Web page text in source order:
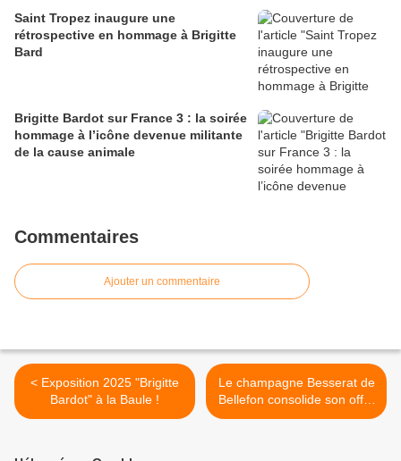
Saint Tropez inaugure une
rétrospective en hommage à Brigitte
Bard
Brigitte Bardot sur France 3 : la soirée
hommage à l’icône devenue militante
de la cause animale
Commentaires
Ajouter un commentaire
< Exposition 2025 "Brigitte
Bardot" à la Baule !
Le champagne Besserat de
Bellefon consolide son offre
œnotouristique à Épernay >